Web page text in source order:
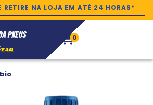
RETIRE NA LOJA EM ATÉ 24 HORAS*
0